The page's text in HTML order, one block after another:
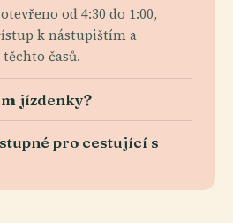
od 4:30 do 1:00,
k nástupištím a
časů.
jízdenky?
pro cestující s